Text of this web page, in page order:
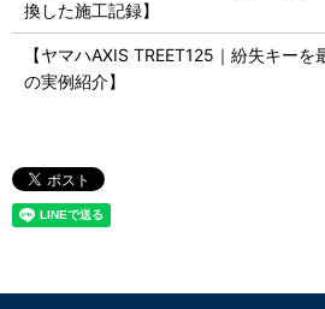
換した施工記録】
【ヤマハAXIS TREET125｜紛失キー
の実例紹介】